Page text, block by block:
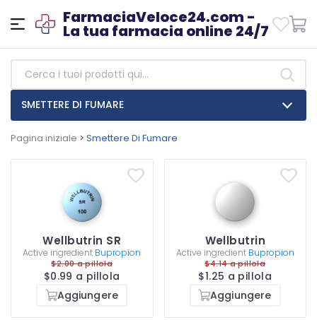
FarmaciaVeloce24.com -
La tua farmacia online 24/7
SMETTERE DI FUMARE
Pagina iniziale > Smettere Di Fumare
Wellbutrin SR
Active ingredient Bupropion
$2.00 a pillola
$0.99 a pillola
Aggiungere
Wellbutrin
Active ingredient Bupropion
$4.14 a pillola
$1.25 a pillola
Aggiungere